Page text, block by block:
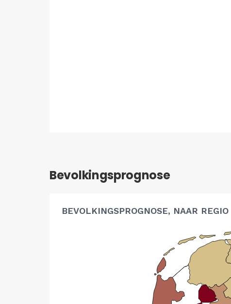
Bevolkingsprognose
BEVOLKINGSPROGNOSE, NAAR REGIO